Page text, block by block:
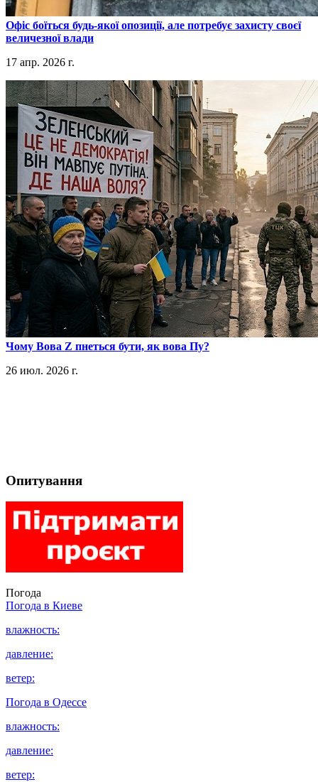
​Офіс боїться будь-якої опозиції, але потребує захисту своєї
величезної влади
17 апр. 2026 г.
​Чому Вова Z пнеться бути, як вова Пу?
26 июл. 2026 г.
Опитування
Погода
Погода в Киеве
влажность:
давление:
ветер:
Погода в Одессе
влажность:
давление:
ветер: